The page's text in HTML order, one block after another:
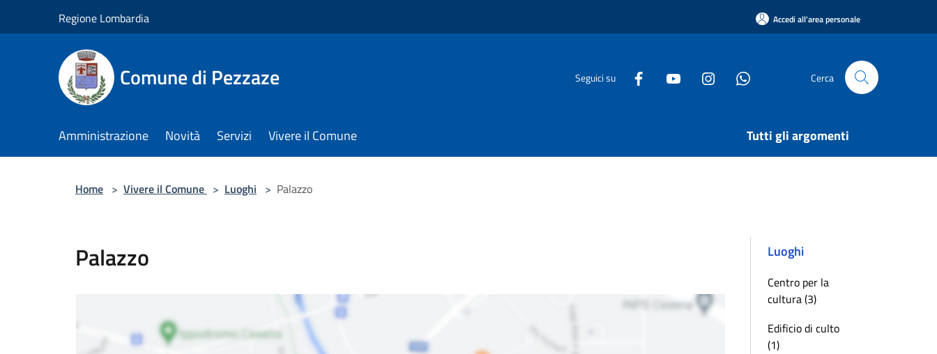
Regione Lombardia Accedi all'area personale
Comune di Pezzaze Seguici su Cerca
Amministrazione Novità Servizi Vivere il Comune Tutti gli argomenti
Home > Vivere il Comune > Luoghi > Palazzo
Palazzo Luoghi
Centro per la
cultura (3)
Edificio di culto
(1)